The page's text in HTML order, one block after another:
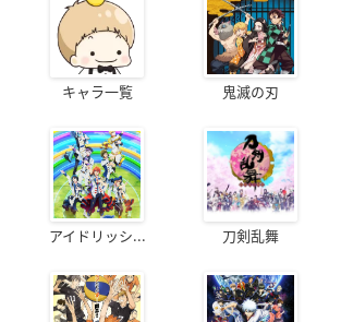
キャラ一覧 鬼滅の刃
アイドリッシ... 刀剣乱舞